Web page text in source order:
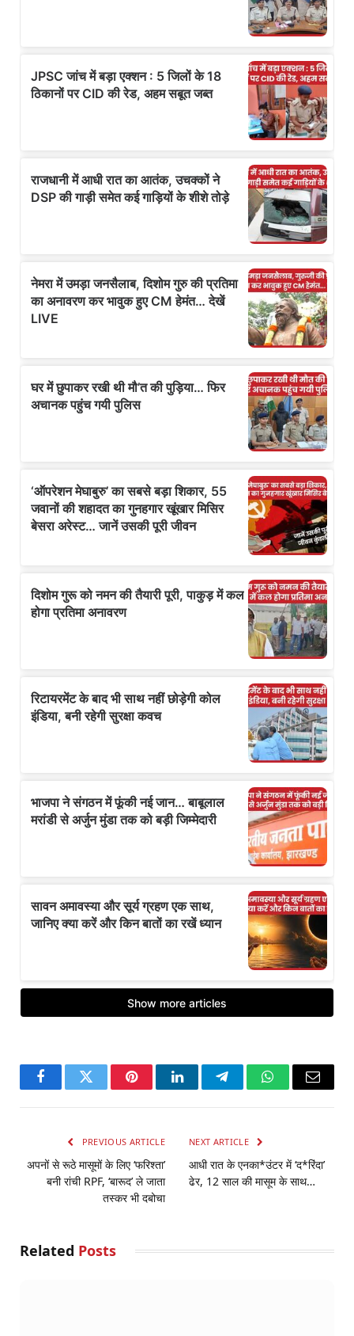
FacebookTwitter PinterestLinkedInTelegramWhatsApp
Email
PREVIOUS ARTICLE
अपनों से रूठे मासूमों के लिए ‘फरिश्ता’
बनी रांची RPF, ‘बारूद’ ले जाता
तस्कर भी दबोचा
NEXT ARTICLE
आधी रात के एनका*उंटर में ‘द*रिंदा’
ढेर, 12 साल की मासूम के साथ…
Related Posts